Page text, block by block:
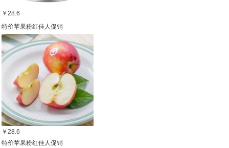
￥28.6
特价苹果粉红佳人促销
￥28.6
特价苹果粉红佳人促销